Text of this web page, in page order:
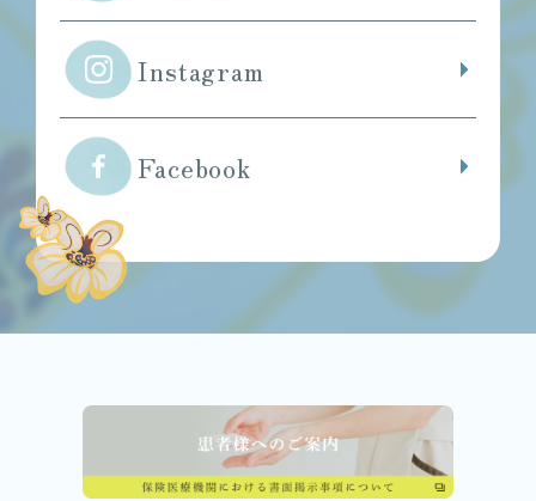
Instagram
Facebook